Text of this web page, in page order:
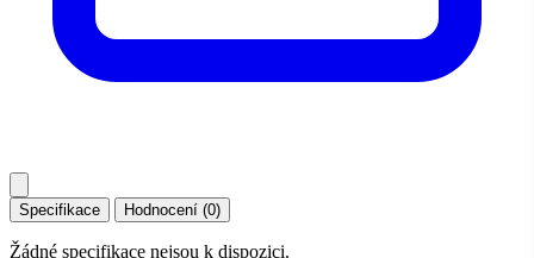
Specifikace Hodnocení (0)
Žádné specifikace nejsou k dispozici.